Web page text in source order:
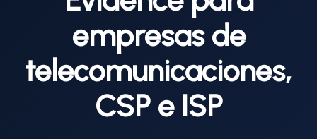
empresas de
telecomunicaciones,
CSP e ISP